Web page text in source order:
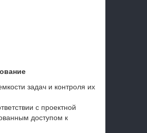
задач и контроля их
с проектной
доступом к